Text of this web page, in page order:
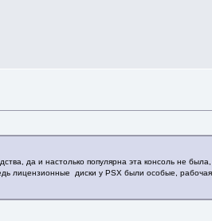
да и настолько популярна эта консоль не
лицензионные диски у PSX были особые,